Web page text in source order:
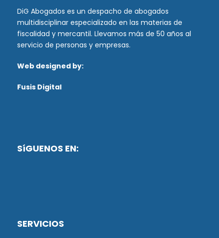
DiG Abogados es un despacho de abogados
multidisciplinar especializado en las materias de
fiscalidad y mercantil. Llevamos más de 50 años al
servicio de personas y empresas.
Web designed by:
Fusis Digital
SíGUENOS EN:
SERVICIOS